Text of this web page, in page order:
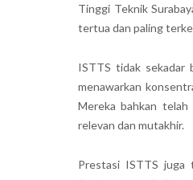
Tinggi Teknik
tertua dan paling
ISTTS tidak sekadar
menawarkan
Mereka bahkan telah
relevan dan mutakhir.
Prestasi ISTTS juga